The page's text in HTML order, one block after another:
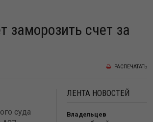
заморозить счет за
РАСПЕЧАТАТЬ
суда
ЛЕНТА НОВОСТЕЙ
Владельцев